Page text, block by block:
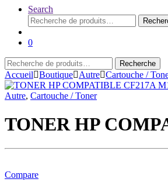
Search
Recherche
pour :
0
Recherche
pour :
Recherche
Accueil Boutique Autre Cartouche /
Autre, Cartouche / Toner
TONER HP
Compare